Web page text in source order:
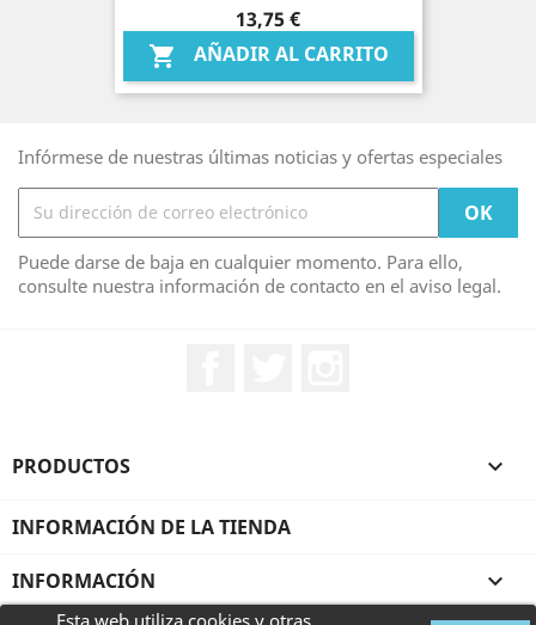
Esta web utiliza cookies y otras
Precio
13,75 €
 AÑADIR AL CARRITO
Infórmese de nuestras últimas noticias y ofertas especiales
Puede darse de baja en cualquier momento. Para ello,
consulte nuestra información de contacto en el aviso legal.
PRODUCTOS 
INFORMACIÓN DE LA TIENDA
INFORMACIÓN 